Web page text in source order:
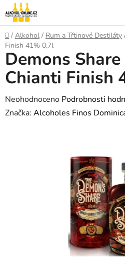
Přejít
na
obsah
Domů
/ Alkohol / Rum a Třtinové Destiláty
Finish 41% 0,7l
Demons
Chianti Finish
Průměrné
hodnocení
Neohodnoceno Podrobnosti
Značka: Alcoholes Finos